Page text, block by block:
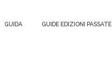
GUIDA GUIDE EDIZIONI PASSATE